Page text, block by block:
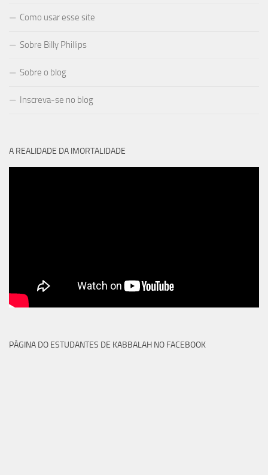
Como usar esse site
Sobre Billy Phillips
Sobre o blog
Inscreva-se no blog
A REALIDADE DA IMORTALIDADE
PÁGINA DO ESTUDANTES DE KABBALAH NO FACEBOOK